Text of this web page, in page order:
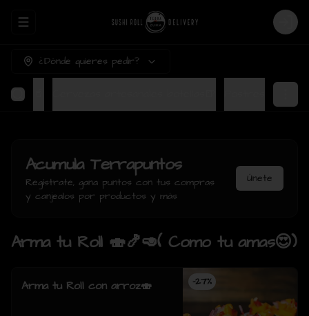
Abrir menu de navegación Login
¿Dónde quieres pedir?
AcumulaTerrapuntos
Regístrate, gana puntos con tus compras
y canjealos por productos y más
Únete
Arma tu Roll 🍣🍤🥑( Como tu amas😍)
-27%
Arma tu Roll con arroz🍣